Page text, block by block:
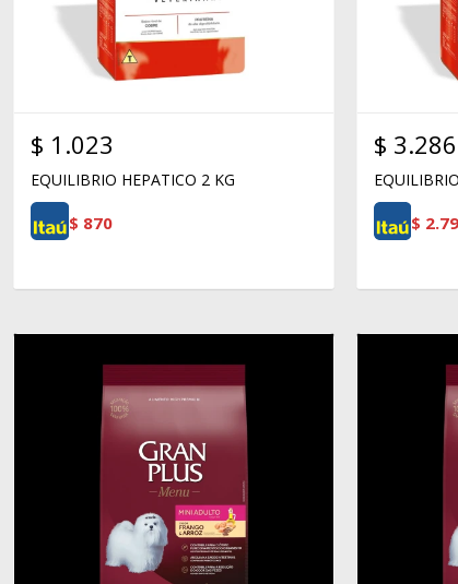
$ 1.023
EQUILIBRIO HEPATICO 2 KG
$ 870
$ 3.286
$